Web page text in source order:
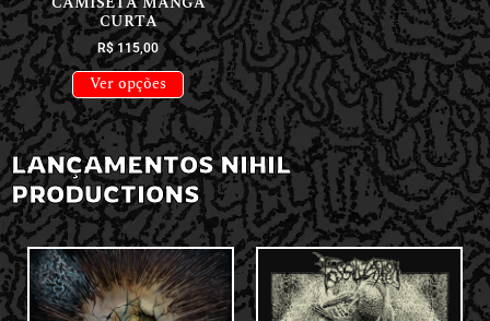
CURTA
R$115,00
Ver opções
LANÇAMENTOS NIHIL
PRODUCTIONS